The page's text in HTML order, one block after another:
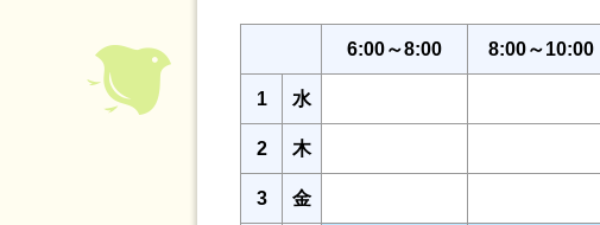
6:00～8:00 8:00～10:00
1 水
2 木
3 金